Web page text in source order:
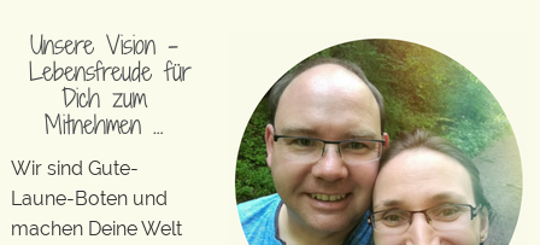
Unsere Vision –
Lebensfreude für
Dich zum
Mitnehmen …
Wir sind Gute-
Laune-Boten und
machen Deine Welt